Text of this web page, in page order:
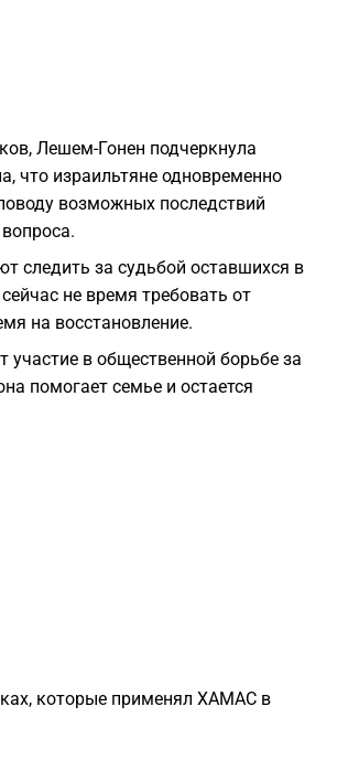
Лешем-Гонен подчеркнула
что израильтяне одновременно
возможных последствий
следить за судьбой оставшихся в
не время требовать от
на восстановление.
в общественной борьбе за
помогает семье и остается
которые применял ХАМАС в